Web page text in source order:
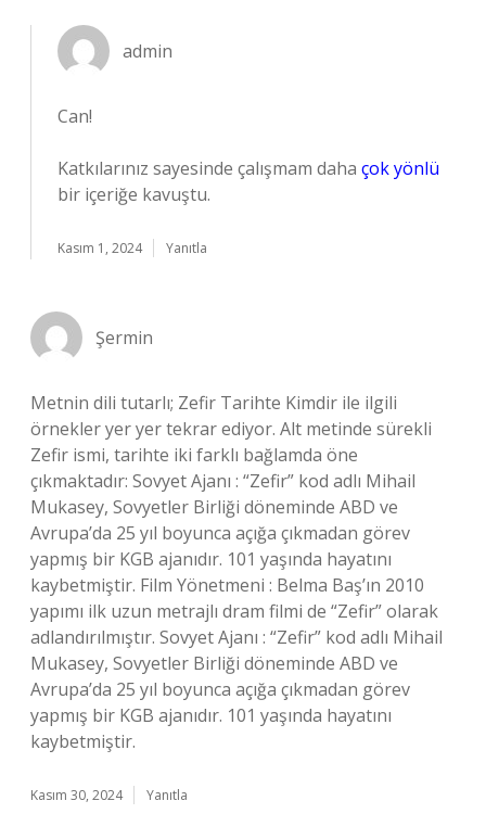
admin
Can!
Katkılarınız sayesinde çalışmam daha çok yönlü
bir içeriğe kavuştu.
Kasım 1, 2024 Yanıtla
Şermin
Metnin dili tutarlı; Zefir Tarihte Kimdir ile ilgili
örnekler yer yer tekrar ediyor. Alt metinde sürekli
Zefir ismi, tarihte iki farklı bağlamda öne
çıkmaktadır: Sovyet Ajanı : “Zefir” kod adlı Mihail
Mukasey, Sovyetler Birliği döneminde ABD ve
Avrupa’da 25 yıl boyunca açığa çıkmadan görev
yapmış bir KGB ajanıdır. 101 yaşında hayatını
kaybetmiştir. Film Yönetmeni : Belma Baş’ın 2010
yapımı ilk uzun metrajlı dram filmi de “Zefir” olarak
adlandırılmıştır. Sovyet Ajanı : “Zefir” kod adlı Mihail
Mukasey, Sovyetler Birliği döneminde ABD ve
Avrupa’da 25 yıl boyunca açığa çıkmadan görev
yapmış bir KGB ajanıdır. 101 yaşında hayatını
kaybetmiştir.
Kasım 30, 2024 Yanıtla